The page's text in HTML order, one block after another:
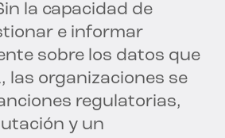
la capacidad de
e informar
sobre los datos que
las organizaciones se
regulatorias,
y un